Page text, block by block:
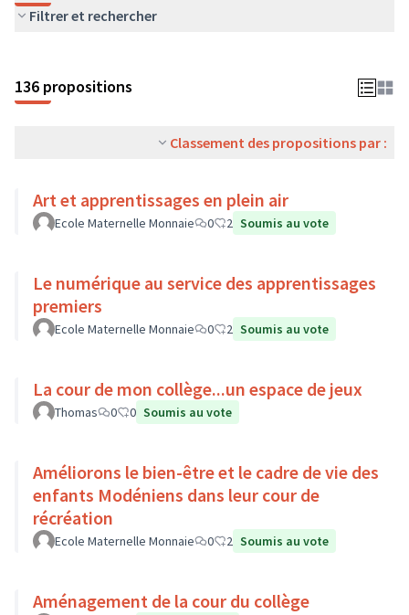
Filtrer et rechercher
136 propositions
Classement des propositions par :
Art et apprentissages en plein air
Ecole Maternelle Monnaie 0 2 Soumis au vote
Le numérique au service des apprentissages
premiers
Ecole Maternelle Monnaie 0 2 Soumis au vote
La cour de mon collège...un espace de jeux
Thomas 0 0 Soumis au vote
Améliorons le bien-être et le cadre de vie des
enfants Modéniens dans leur cour de
récréation
Ecole Maternelle Monnaie 0 2 Soumis au vote
Aménagement de la cour du collège